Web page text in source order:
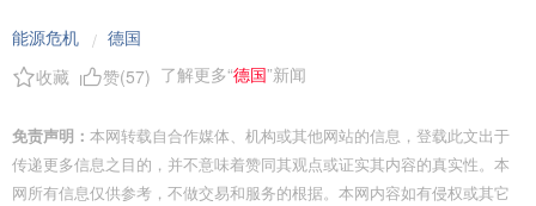
能源危机 / 德国
收藏
赞(57) 了解更多“德国”新闻
免责声明： 本网转载自合作媒体、机构或其他网站的信息，登载此文出于
传递更多信息之目的，并不意味着赞同其观点或证实其内容的真实性。本
网所有信息仅供参考，不做交易和服务的根据。本网内容如有侵权或其它